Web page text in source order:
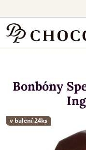
v balení 24ks
Bonbóny